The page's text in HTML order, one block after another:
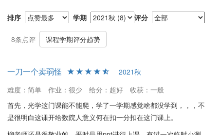
对于兴趣不浓或不是必修的学生，建议选修大物实验或光学A。总体
而言，虽然知识深度可能欠缺，但对需要基础知识的学生来说是不
错的选择。
排序 学期 评分
8条点评 课程学期评分趋势
一刀一个卖弱怪
2021秋
难度：简单
作业：很少 给分：超好
收获：一般
首先，光学这门课能不能爬，学了一学期感觉啥都没学到，，，不
是很明白这课开给数院人意义何在扣一分扣在这门课上。